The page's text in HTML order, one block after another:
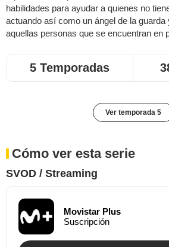
habilidades para ayudar a quienes no
actuando así como un ángel de la guarda
aquellas personas que se encuentran en
5 Temporadas
Ver temporada 5
Cómo ver esta serie
SVOD / Streaming
Movistar Plus
Suscripción